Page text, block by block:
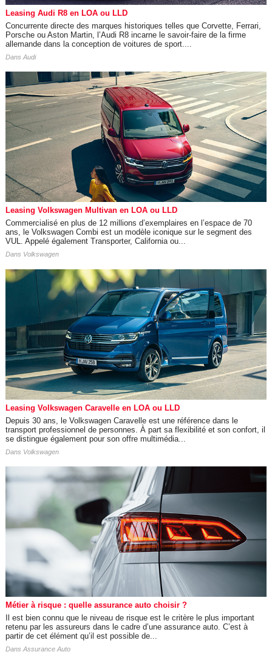
Leasing Audi R8 en LOA ou LLD
Concurrente directe des marques historiques telles que Corvette, Ferrari,
Porsche ou Aston Martin, l’Audi R8 incarne le savoir-faire de la firme
allemande dans la conception de voitures de sport....
Dans Audi
Leasing Volkswagen Multivan en LOA ou LLD
Commercialisé en plus de 12 millions d’exemplaires en l’espace de 70
ans, le Volkswagen Combi est un modèle iconique sur le segment des
VUL. Appelé également Transporter, California ou...
Dans Volkswagen
Leasing Volkswagen Caravelle en LOA ou LLD
Depuis 30 ans, le Volkswagen Caravelle est une référence dans le
transport professionnel de personnes. À part sa flexibilité et son confort, il
se distingue également pour son offre multimédia...
Dans Volkswagen
Métier à risque : quelle assurance auto choisir ?
Il est bien connu que le niveau de risque est le critère le plus important
retenu par les assureurs dans le cadre d’une assurance auto. C’est à
partir de cet élément qu’il est possible de...
Dans Assurance Auto